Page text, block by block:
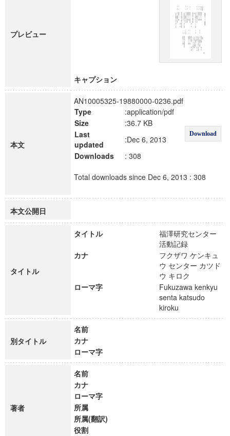
プレビュー
キャプション
本文
AN10005325-19880000-0236.pdf
Type
:application/pdf
Download
Size
:36.7 KB
Last
updated
:Dec 6, 2013
Downloads
: 308
Total downloads since Dec 6, 2013 : 308
本文公開日
タイトル
タイトル
福澤研究センター
活動記録
カナ
フクザワ ケンキュ
ウ センター カツド
ウ キロク
ローマ字
Fukuzawa kenkyu
senta katsudo
kiroku
別タイトル
名前
カナ
ローマ字
著者
名前
カナ
ローマ字
所属
所属(翻訳)
役割